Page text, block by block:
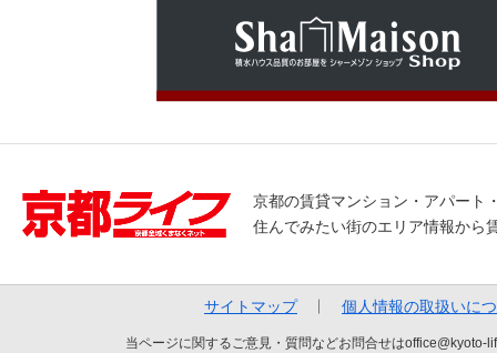
京都の賃貸マンション・アパート
住んでみたい街のエリア情報から
サイトマップ 個人情報の取扱いに
当ページに関するご意見・質問などお問合せは